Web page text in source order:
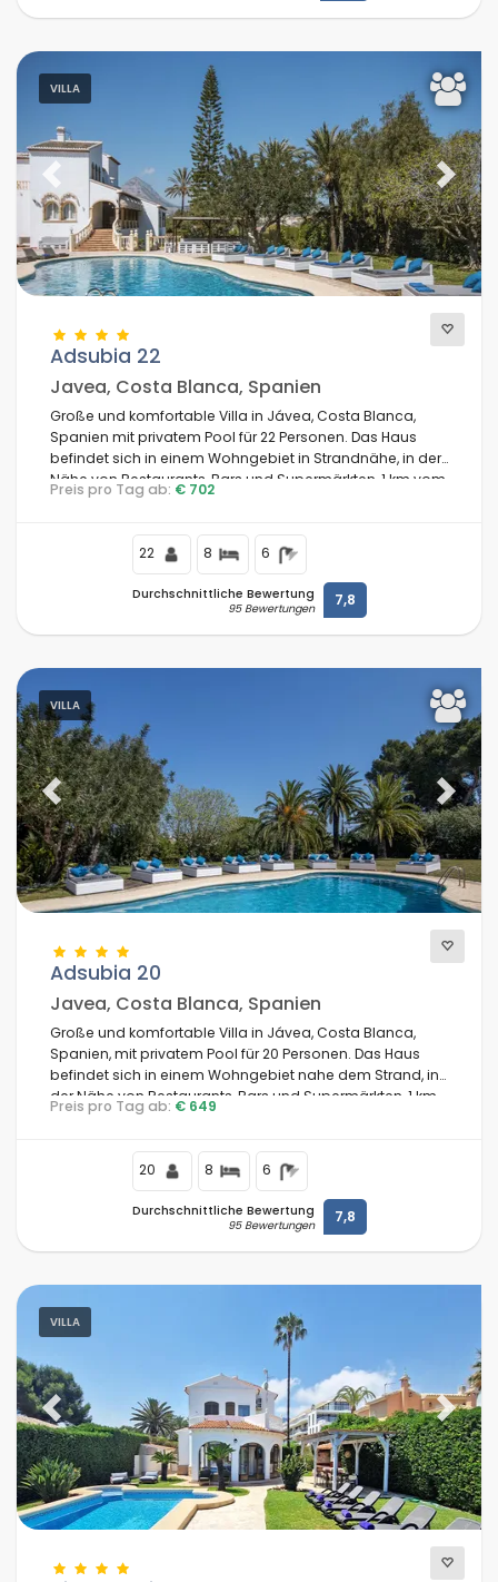
VILLA
Previous Next
Adsubia 22
Javea, Costa Blanca, Spanien
Große und komfortable Villa in Jávea, Costa Blanca,
Spanien mit privatem Pool für 22 Personen. Das Haus
befindet sich in einem Wohngebiet in Strandnähe, in der
Nähe von Restaurants, Bars und Supermärkten, 1 km vom
Strand El Arenal, Jávea, und 1 km vom Mittelmeer, Jávea,
Preis pro Tag ab: € 702
22 8 6
Durchschnittliche Bewertung
95 Bewertungen 7,8
VILLA
Previous Next
Adsubia 20
Javea, Costa Blanca, Spanien
Große und komfortable Villa in Jávea, Costa Blanca,
Spanien, mit privatem Pool für 20 Personen. Das Haus
befindet sich in einem Wohngebiet nahe dem Strand, in
der Nähe von Restaurants, Bars und Supermärkten, 1 km
vom Strand El Arenal, Jávea, und 1 km vom Mittelmeer,
Preis pro Tag ab: € 649
20 8 6
Durchschnittliche Bewertung
95 Bewertungen 7,8
VILLA
Previous Next